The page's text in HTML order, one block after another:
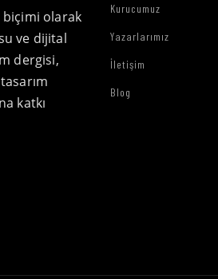
biçimi olarak
ve dijital
dergisi,
katkı
Kurucumuz
Yazarlarımız
İletişim
Blog